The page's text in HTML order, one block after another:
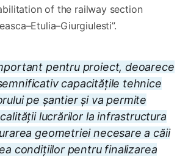
of the railway section
pentru proiect, deoarece
capacitățile tehnice
pe șantier și va permite
lucrărilor la infrastructura
geometriei necesare a căii
condițiilor pentru finalizarea